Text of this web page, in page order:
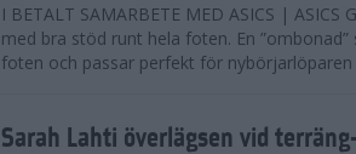
I BETALT SAMARBETE MED ASICS | ASICS
med bra stöd runt hela foten. En
foten och passar perfekt för
Sarah Lahti överlägsen vid